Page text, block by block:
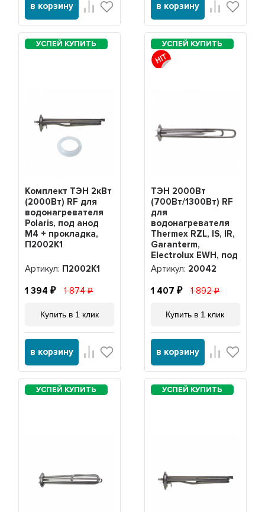
в корзину в корзину
Комплект ТЭН 2кВт
(2000Вт) RF для
водонагревателя
Polaris, под анод
М4 + прокладка,
П2002K1
Артикул: П2002K1
1 394 1 874
Купить в 1 клик
в корзину
ТЭН 2000Вт
(700Вт/1300Вт) RF
для
водонагревателя
Thermex RZL, IS, IR,
Garanterm,
Electrolux EWH, под
анод М4, нерж.,
20042
Артикул: 20042
1 407 1 892
Купить в 1 клик
в корзину